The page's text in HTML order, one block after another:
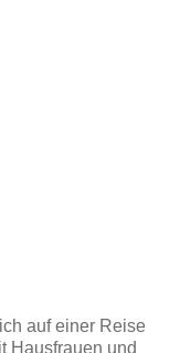
auf einer Reise
Hausfrauen und